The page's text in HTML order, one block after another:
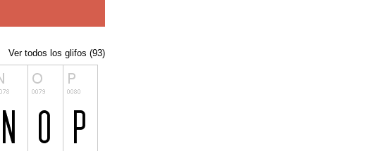
Ver todos los glifos (93)